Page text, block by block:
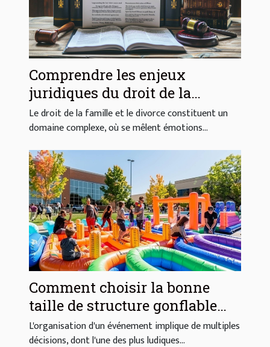
Comprendre les enjeux
juridiques du droit de la
famille et du divorce
Le droit de la famille et le divorce constituent un
domaine complexe, où se mêlent émotions...
Comment choisir la bonne
taille de structure gonflable
pour votre événement
L'organisation d'un événement implique de multiples
décisions, dont l'une des plus ludiques...